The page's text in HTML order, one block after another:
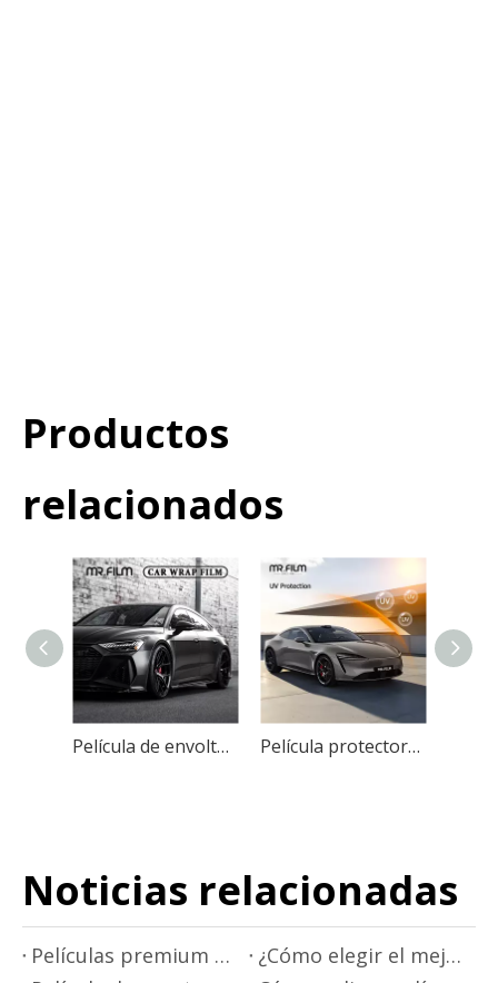
Productos
relacionados
Película de envoltura para automóvil con cambio de color con revestimiento resistente a los rayos UV Película protectora para automóvil que bloquea el tinte solar para ventanas
Noticias relacionadas
Películas premium para rotulación de automóviles de Mr.film
¿Cómo elegir el mejor color para la rotulación de su automóvil?